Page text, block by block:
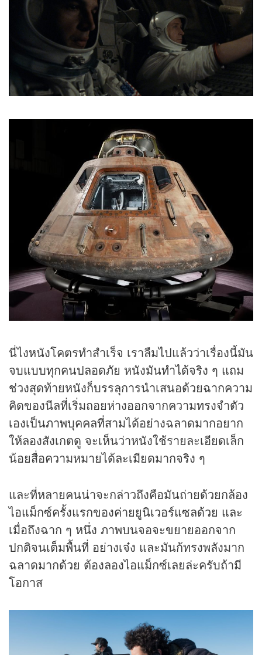
นี่ไงหนังโคตรทำสำเร็จ เราลืมไปแล้วว่าเรื่องนี้มัน
จบแบบทุกคนปลอดภัย หนังมันทำได้จริง ๆ แถม
ช่วงสุดท้ายหนังก็บรรลุการนำเสนอด้วยฉากความ
คิดของนีลที่เริ่มถอยห่างออกจากความทรงจำตัว
เองเป็นภาพบุคคลที่สามได้อย่างฉลาดมากอยาก
ให้ลองสังเกตดู จะเห็นว่าหนังใช้รายละเอียดเล็ก
น้อยสื่อความหมายได้ละเมียดมากจริง ๆ
และที่หลายคนน่าจะกล่าวถึงคือมันถ่ายด้วยกล้อง
ไอแม็กซ์ครั้งแรกของค่ายยูนิเวอร์แซลด้วย และ
เมื่อถึงฉาก ๆ หนึ่ง ภาพบนจอจะขยายออกจาก
ปกติจนเต็มพื้นที่ อย่างเจ๋ง และมันก้ทรงพลังมาก
ฉลาดมากด้วย ต้องลองไอแม็กซ์เลยล่ะครับถ้ามี
โอกาส